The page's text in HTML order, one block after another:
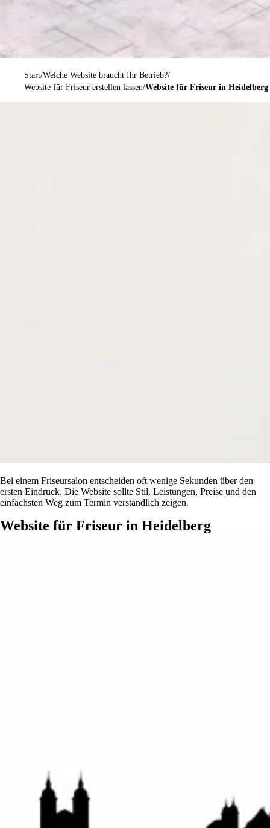
Start Welche Website braucht Ihr Betrieb?
Website für Friseur erstellen lassen Website für Friseur in Heidelberg
Bei einem Friseursalon entscheiden oft wenige Sekunden über den
ersten Eindruck. Die Website sollte Stil, Leistungen, Preise und den
einfachsten Weg zum Termin verständlich zeigen.
Website für Friseur in Heidelberg